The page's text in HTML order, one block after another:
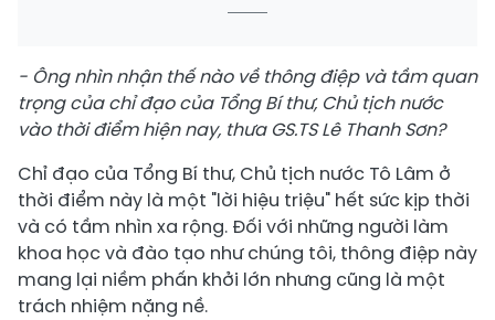
- Ông nhìn nhận thế nào về thông điệp và tầm quan
trọng của chỉ đạo của Tổng Bí thư, Chủ tịch nước
vào thời điểm hiện nay, thưa GS.TS Lê Thanh Sơn?
Chỉ đạo của Tổng Bí thư, Chủ tịch nước Tô Lâm ở
thời điểm này là một "lời hiệu triệu" hết sức kịp thời
và có tầm nhìn xa rộng. Đối với những người làm
khoa học và đào tạo như chúng tôi, thông điệp này
mang lại niềm phấn khởi lớn nhưng cũng là một
trách nhiệm nặng nề.